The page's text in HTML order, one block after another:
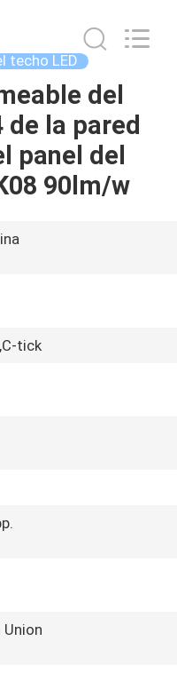
techo LED
del
la pared
panel del
90lm/w
tick